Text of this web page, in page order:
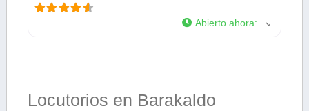
Abierto ahora:
Locutorios en Barakaldo